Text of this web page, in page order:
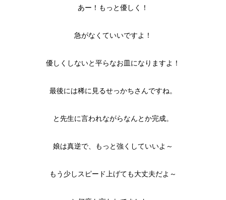
あー！もっと優しく！
急がなくていいですよ！
優しくしないと平らなお皿になりますよ！
最後には稀に見るせっかちさんですね。
と先生に言われながらなんとか完成。
娘は真逆で、もっと強くしていいよ～
もう少しスピード上げても大丈夫だよ～